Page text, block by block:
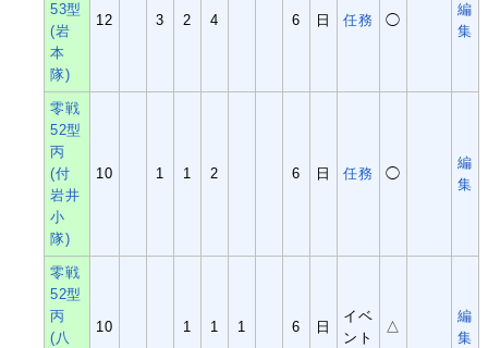
53型
(岩
本
隊)
12 3 2 4 6 日 任務 ◯
編
集
零戦
52型
丙
(付
岩井
小
隊)
10 1 1 2 6 日 任務 ◯
編
集
零戦
52型
丙
(八
10 1 1 1 6 日
イベ
ント
△
編
集